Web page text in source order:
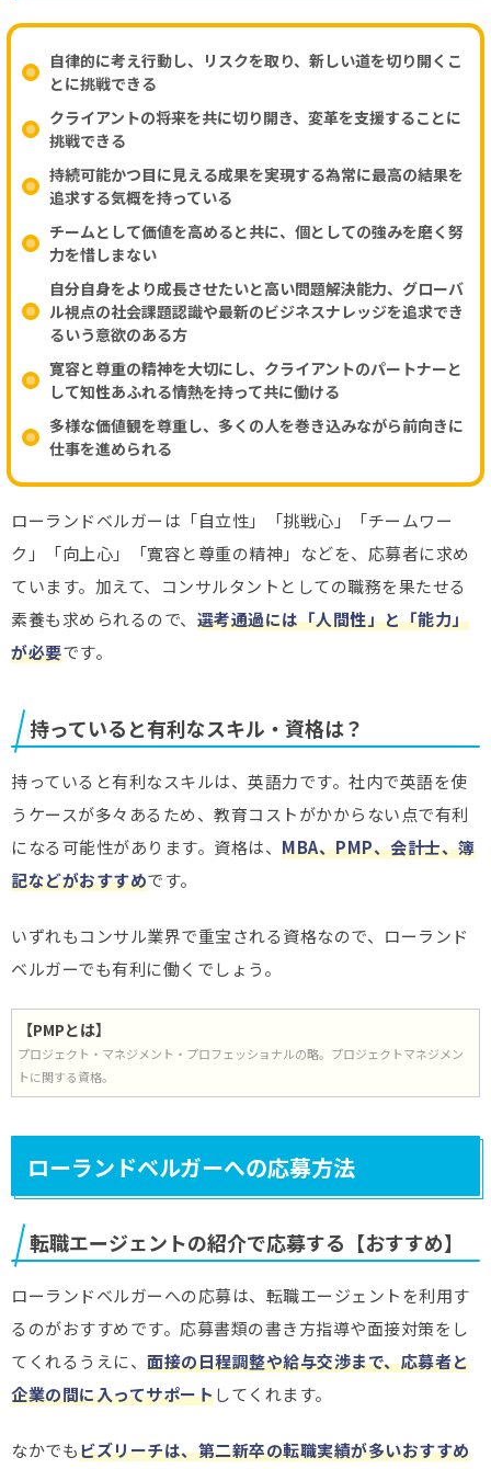
自律的に考え行動し、リスクを取り、新しい道を切り開くこ
とに挑戦できる
クライアントの将来を共に切り開き、変革を支援することに
挑戦できる
持続可能かつ目に見える成果を実現する為常に最高の結果を
追求する気概を持っている
チームとして価値を高めると共に、個としての強みを磨く努
力を惜しまない
自分自身をより成長させたいと高い問題解決能力、グローバ
ル視点の社会課題認識や最新のビジネスナレッジを追求でき
るいう意欲のある方
寛容と尊重の精神を大切にし、クライアントのパートナーと
して知性あふれる情熱を持って共に働ける
多様な価値観を尊重し、多くの人を巻き込みながら前向きに
仕事を進められる
ローランドベルガーは「自立性」「挑戦心」「チームワー
ク」「向上心」「寛容と尊重の精神」などを、応募者に求め
ています。加えて、コンサルタントとしての職務を果たせる
素養も求められるので、 選考通過には「人間性」と「能力」
が必要です。
持っていると有利なスキル・資格は？
持っていると有利なスキルは、英語力です。社内で英語を使
うケースが多々あるため、教育コストがかからない点で有利
になる可能性があります。資格は、 MBA、PMP、会計士、簿
記などがおすすめです。
いずれもコンサル業界で重宝される資格なので、ローランド
ベルガーでも有利に働くでしょう。
【PMPとは】
プロジェクト・マネジメント・プロフェッショナルの略。プロジェクトマネジメン
トに関する資格。
ローランドベルガーへの応募方法
転職エージェントの紹介で応募する【おすすめ】
ローランドベルガーへの応募は、転職エージェントを利用す
るのがおすすめです。応募書類の書き方指導や面接対策をし
てくれるうえに、 面接の日程調整や給与交渉まで、応募者と
企業の間に入ってサポートしてくれます。
なかでもビズリーチは、第二新卒の転職実績が多いおすすめ